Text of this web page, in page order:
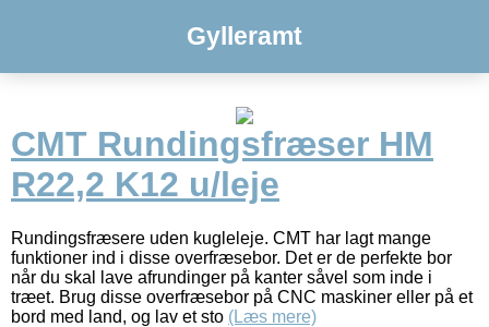
Gylleramt
CMT Rundingsfræser HM
R22,2 K12 u/leje
Rundingsfræsere uden kugleleje. CMT har lagt mange
funktioner ind i disse overfræsebor. Det er de perfekte bor
når du skal lave afrundinger på kanter såvel som inde i
træet. Brug disse overfræsebor på CNC maskiner eller på et
bord med land, og lav et sto (Læs mere)